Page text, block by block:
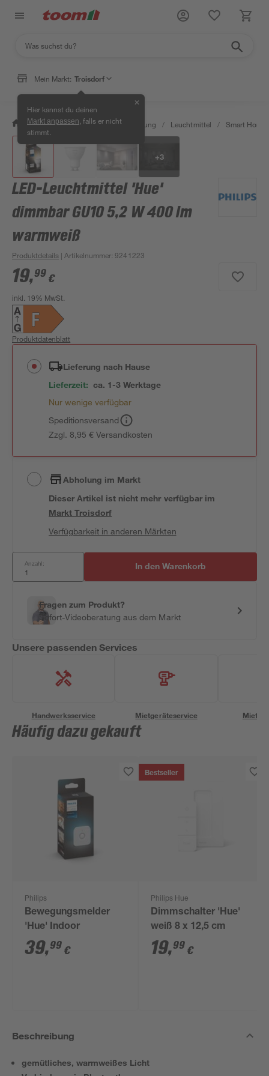
Mein Markt: Troisdorf
Hier kannst du deinen
Markt anpassen , falls er nicht
stimmt.
✕
/ Wohnen & Haushalt / Beleuchtung / Leuchtmittel / Smart Home
+3
LED-Leuchtmittel 'Hue'
dimmbar GU10 5,2 W 400 lm
warmweiß
Produktdetails | Artikelnummer:9241223
19,99 €
inkl. 19% MwSt.
Produktdatenblatt
Lieferung nach Hause
Lieferzeit: ca. 1-3 Werktage
Nur wenige verfügbar
Speditionsversand
Zzgl. 8,95 € Versandkosten
Abholung im Markt
Dieser Artikel ist nicht mehr verfügbar im
MarktTroisdorf
Verfügbarkeit in anderen Märkten
Anzahl: In den Warenkorb
Fragen zum Produkt?
Sofort-Videoberatung aus dem Markt
Unsere passenden Services
Handwerksservice Mietgeräteservice
Häufig dazu gekauft
Philips
Bewegungsmelder
'Hue' Indoor
39,99 €
Bestseller
Philips Hue
Dimmschalter 'Hue'
weiß 8 x 12,5 cm
19,99 €
Beschreibung
gemütliches, warmweißes Licht